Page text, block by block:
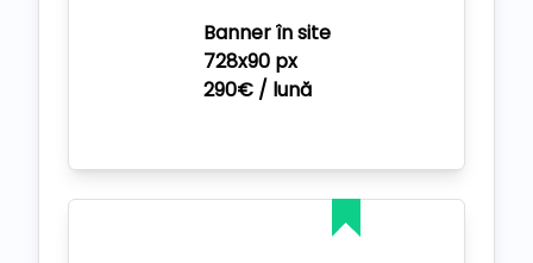
Banner în site
728x90 px
290€ / lună